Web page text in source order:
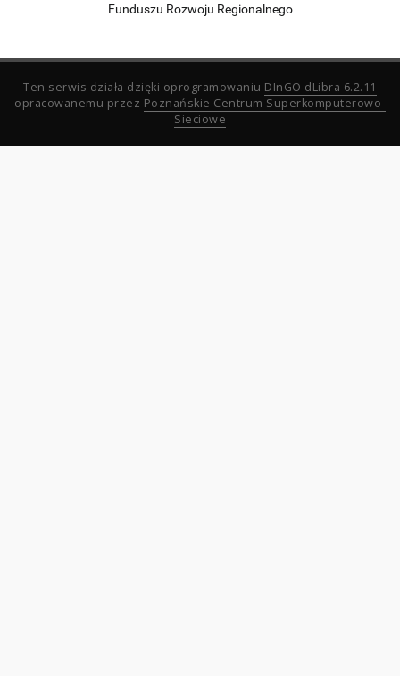
Funduszu Rozwoju Regionalnego
Ten serwis działa dzięki oprogramowaniu DInGO dLibra 6.2.11
opracowanemu przez Poznańskie Centrum Superkomputerowo-
Sieciowe